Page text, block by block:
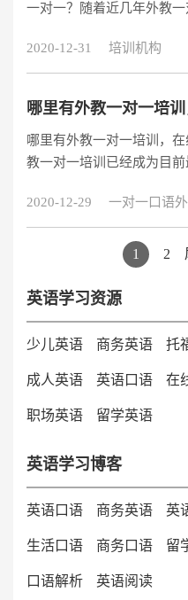
市面上亲子外教一对一培
一对一？随着近几年外教
一对一培训机构的广告，
面对众多的机构，没有经
2020-12-31 培训机构
哪里有外教一对一培训，
教一对一培训已经成为目
构也是非常重要的，例如
色、培训价格等等，对于
学习者，具体也可以通过
对一培训的的情况。
2020-12-29 一对一口语
1 2
英语学习资源
少儿英语 商务英语 托
成人英语 英语口语 在
职场英语 留学英语
英语学习博客
英语口语 商务英语 英
生活口语 商务口语 留
口语解析 英语阅读